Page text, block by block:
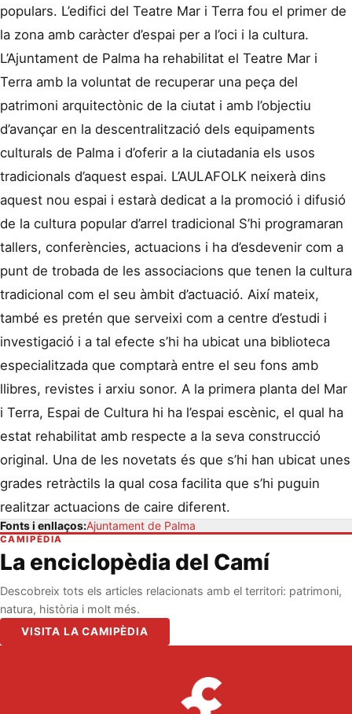
populars. L’edifici del Teatre Mar i Terra fou el primer de
la zona amb caràcter d’espai per a l’oci i la cultura.
L’Ajuntament de Palma ha rehabilitat el Teatre Mar i
Terra amb la voluntat de recuperar una peça del
patrimoni arquitectònic de la ciutat i amb l’objectiu
d’avançar en la descentralització dels equipaments
culturals de Palma i d’oferir a la ciutadania els usos
tradicionals d’aquest espai. L’AULAFOLK neixerà dins
aquest nou espai i estarà dedicat a la promoció i difusió
de la cultura popular d’arrel tradicional S’hi programaran
tallers, conferències, actuacions i ha d’esdevenir com a
punt de trobada de les associacions que tenen la cultura
tradicional com el seu àmbit d’actuació. Així mateix,
també es pretén que serveixi com a centre d’estudi i
investigació i a tal efecte s’hi ha ubicat una biblioteca
especialitzada que comptarà entre el seu fons amb
llibres, revistes i arxiu sonor. A la primera planta del Mar
i Terra, Espai de Cultura hi ha l’espai escènic, el qual ha
estat rehabilitat amb respecte a la seva construcció
original. Una de les novetats és que s’hi han ubicat unes
grades retràctils la qual cosa facilita que s’hi puguin
realitzar actuacions de caire diferent.
Fonts i enllaços:Ajuntament de Palma
CAMIPÈDIA
La enciclopèdia del Camí
Descobreix tots els articles relacionats amb el territori: patrimoni,
natura, història i molt més.
VISITA LA CAMIPÈDIA